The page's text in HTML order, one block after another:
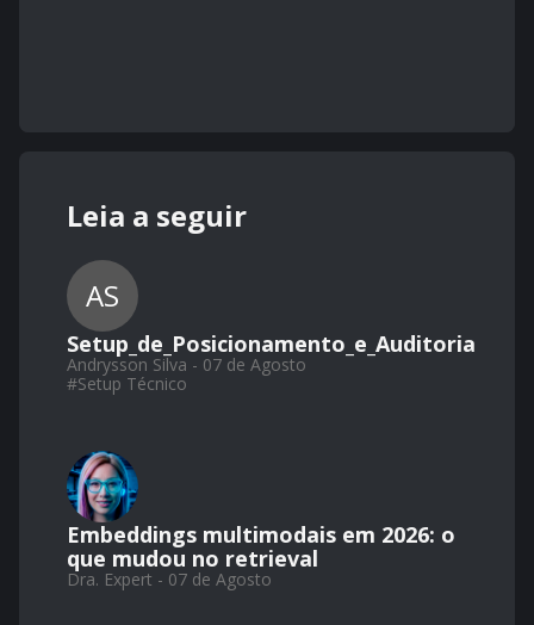
Leia a seguir
AS
Setup_de_Posicionamento_e_Auditoria
Andrysson Silva - 07 de Agosto
#Setup Técnico
Embeddings multimodais em 2026: o
que mudou no retrieval
Dra. Expert - 07 de Agosto